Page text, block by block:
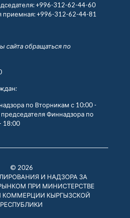
+996-312-62-44-60
приемная:+996-312-62-44-81
сайта обращаться по
по Вторникам с 10:00 -
Финнадзора по
18:00
© 2026
И НАДЗОРА ЗА
ПРИ МИНИСТЕРСТВЕ
КЫРГЫЗСКОЙ
РЕСПУБЛИКИ